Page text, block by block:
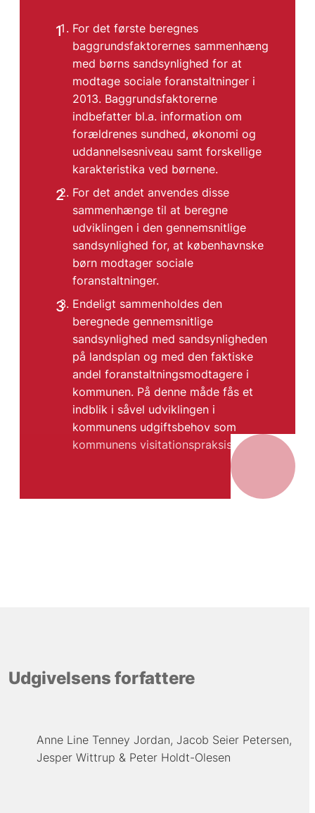
For det første beregnes
baggrundsfaktorernes sammenhæng
med børns sandsynlighed for at
modtage sociale foranstaltninger i
2013. Baggrundsfaktorerne
indbefatter bl.a. information om
forældrenes sundhed, økonomi og
uddannelsesniveau samt forskellige
karakteristika ved børnene.
For det andet anvendes disse
sammenhænge til at beregne
udviklingen i den gennemsnitlige
sandsynlighed for, at københavnske
børn modtager sociale
foranstaltninger.
Endeligt sammenholdes den
beregnede gennemsnitlige
sandsynlighed med sandsynligheden
på landsplan og med den faktiske
andel foranstaltningsmodtagere i
kommunen. På denne måde fås et
indblik i såvel udviklingen i
kommunens udgiftsbehov som
kommunens visitationspraksis.
Udgivelsens forfattere
Anne Line Tenney Jordan Jacob Seier Petersen
Jesper Wittrup
Peter Holdt-Olesen